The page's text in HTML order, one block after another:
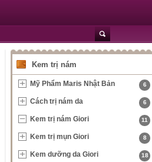
Kem trị nám
Mỹ Phẩm Maris Nhật Bản 6
Cách trị nám da 6
Kem trị nám Giori 11
Kem trị mụn Giori 8
Kem dưỡng da Giori 18